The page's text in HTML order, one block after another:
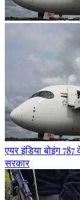
एयर इंडिया बोइंग
सरकार